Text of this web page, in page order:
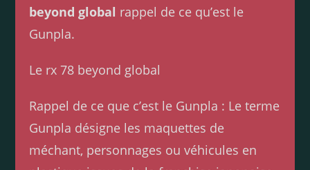
beyond global rappel de ce qu’est le
Gunpla.
Le rx 78 beyond global
Rappel de ce que c’est le Gunpla : Le terme
Gunpla désigne les maquettes de
méchant, personnages ou véhicules en